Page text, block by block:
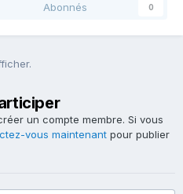
Abonnés 0
un compte membre. Si vous
vous maintenant pour publier